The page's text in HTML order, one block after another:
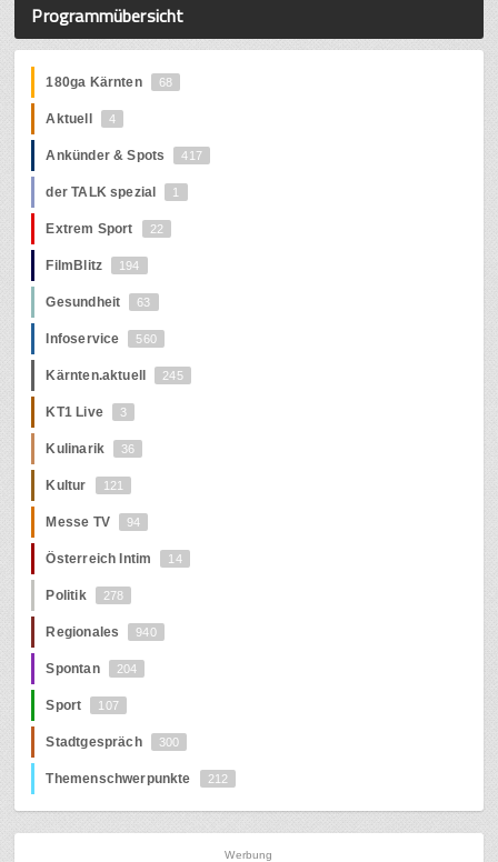
Programmübersicht
180ga Kärnten 68
Aktuell 4
Ankünder & Spots 417
der TALK spezial 1
Extrem Sport 22
FilmBlitz 194
Gesundheit 63
Infoservice 560
Kärnten.aktuell 245
KT1 Live 3
Kulinarik 36
Kultur 121
Messe TV 94
Österreich Intim 14
Politik 278
Regionales 940
Spontan 204
Sport 107
Stadtgespräch 300
Themenschwerpunkte 212
Werbung